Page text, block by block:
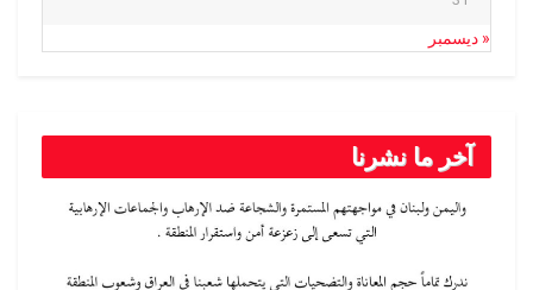
« ديسمبر
آخر ما نشرنا